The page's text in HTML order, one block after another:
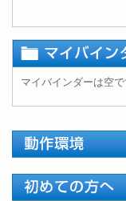
マイバインダーは空で